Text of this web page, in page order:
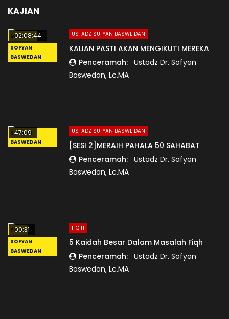
KAJIAN
MANHAJ
SOFYAN
BASWEDAN
02:08:44 USTADZ SUFYAN BASWEIDAN
KALIAN PASTI AKAN MENGIKUTI MEREKA
Penceramah: Ustadz Dr. Sofyan
Baswedan, Lc.MA
SOFYAN
BASWEDAN
47:09 USTADZ SUFYAN BASWEIDAN
[SESI 2]MERAIH PAHALA 50 SAHABAT
Penceramah: Ustadz Dr. Sofyan
Baswedan, Lc.MA
FIQIH
SOFYAN
BASWEDAN
00:31 FIQIH
5 Kaidah Besar Dalam Masalah Fiqh
Penceramah: Ustadz Dr. Sofyan
Baswedan, Lc.MA